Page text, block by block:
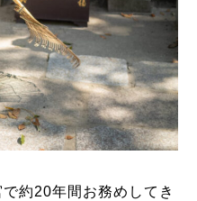
で約20年間お務めしてき